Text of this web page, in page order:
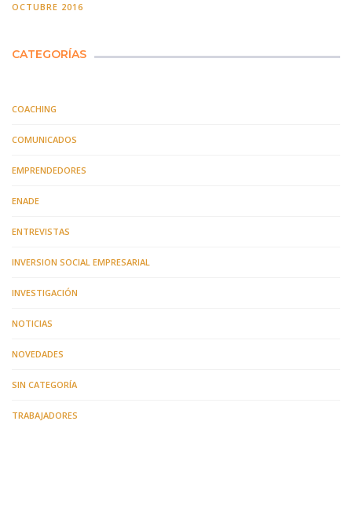
OCTUBRE 2016
CATEGORÍAS
COACHING
COMUNICADOS
EMPRENDEDORES
ENADE
ENTREVISTAS
INVERSION SOCIAL EMPRESARIAL
INVESTIGACIÓN
NOTICIAS
NOVEDADES
SIN CATEGORÍA
TRABAJADORES